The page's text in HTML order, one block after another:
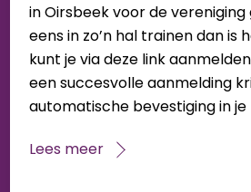
in Oirsbeek voor de vereniging
eens in zo’n hal trainen dan is
kunt je via deze link
een succesvolle aanmelding
automatische bevestiging in je
Lees meer